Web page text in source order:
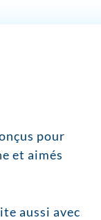
pour
et aimés
aussi avec